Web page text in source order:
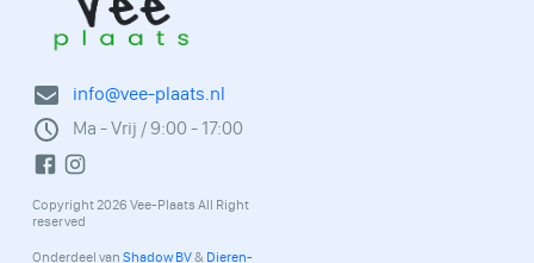
info@vee-plaats.nl
Ma - Vrij / 9:00 - 17:00
Copyright 2026 Vee-Plaats All Right
reserved
Onderdeel van Shadow BV& Dieren-